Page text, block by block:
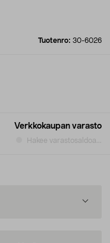
Tuotenro: 30-6026
Verkkokaupan varasto
Hakee varastosaldoa...